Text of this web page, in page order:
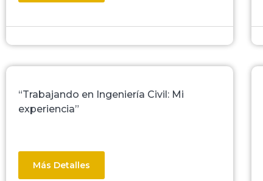
“Trabajando en Ingeniería Civil: Mi
experiencia”
Más Detalles